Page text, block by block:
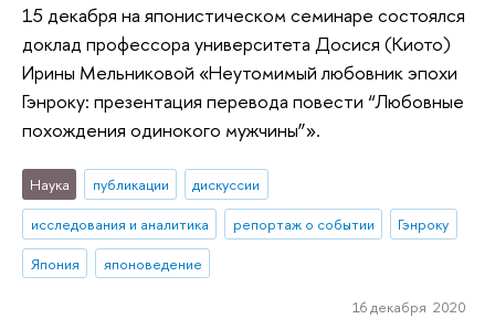
15 декабря на японистическом семинаре состоялся
доклад профессора университета Досися (Киото)
Ирины Мельниковой «Неутомимый любовник эпохи
Гэнроку: презентация перевода повести “Любовные
похождения одинокого мужчины”».
Наука публикации
дискуссии
исследования и аналитика
репортаж о событии
Гэнроку
Япония
японоведение
16 декабря 2020